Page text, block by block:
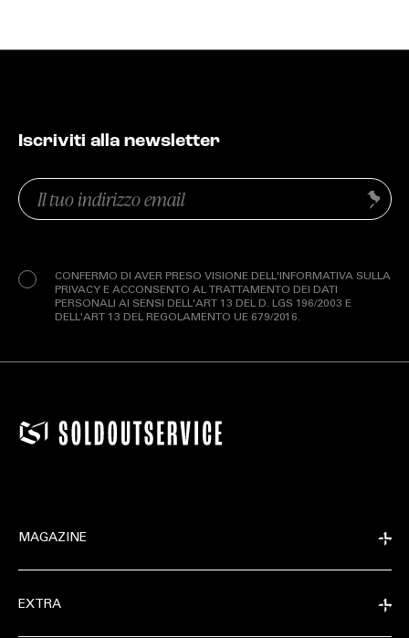
Iscriviti alla newsletter
Email
(Obbligatorio)
CONFERMO DI AVER PRESO VISIONE DELL'INFORMATIVA SULLA
PRIVACY E ACCONSENTO AL TRATTAMENTO DEI DATI
PERSONALI AI SENSI DELL'ART 13 DEL D. LGS 196/2003 E
DELL'ART 13 DEL REGOLAMENTO UE 679/2016.
Invia
MAGAZINE
EXTRA